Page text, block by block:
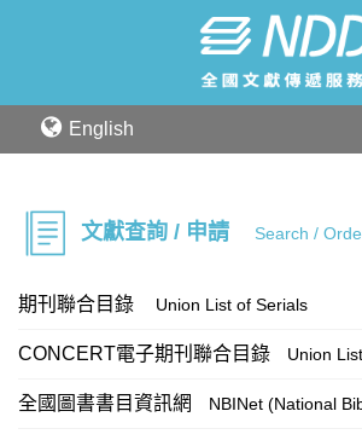
English
文獻查詢 / 申請 Search /
期刊聯合目錄 Union List of Serials
CONCERT電子期刊聯合目錄 Union
全國圖書書目資訊網 NBINet (National